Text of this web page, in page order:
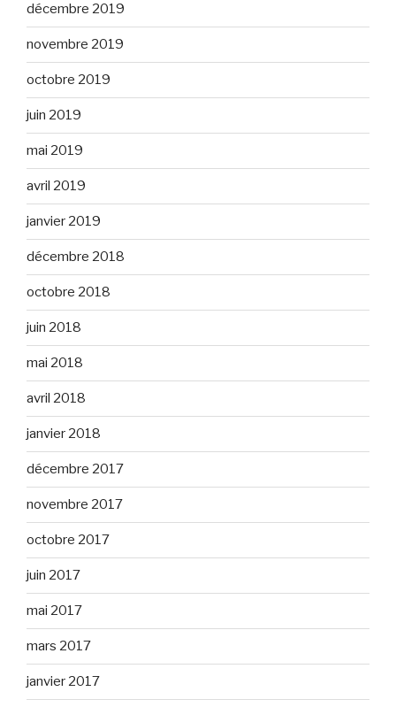
décembre 2019
novembre 2019
octobre 2019
juin 2019
mai 2019
avril 2019
janvier 2019
décembre 2018
octobre 2018
juin 2018
mai 2018
avril 2018
janvier 2018
décembre 2017
novembre 2017
octobre 2017
juin 2017
mai 2017
mars 2017
janvier 2017